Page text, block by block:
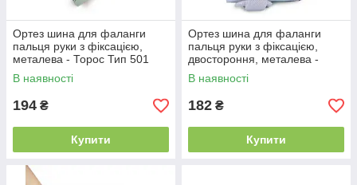
Ортез шина для фаланги
пальця руки з фіксацією,
металева - Торос Тип 501
В наявності
194 ₴
Купити
Ортез шина для фаланги
пальця руки з фіксацією,
двостороння, металева -
Торос Тип 502
В наявності
182 ₴
Купити